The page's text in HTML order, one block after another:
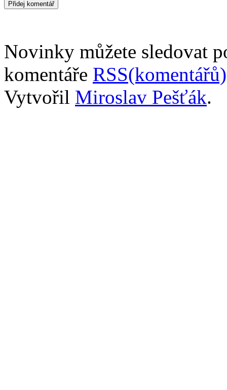
Novinky můžete sledovat
komentáře RSS(komentářů)
Vytvořil Miroslav Pešťák.